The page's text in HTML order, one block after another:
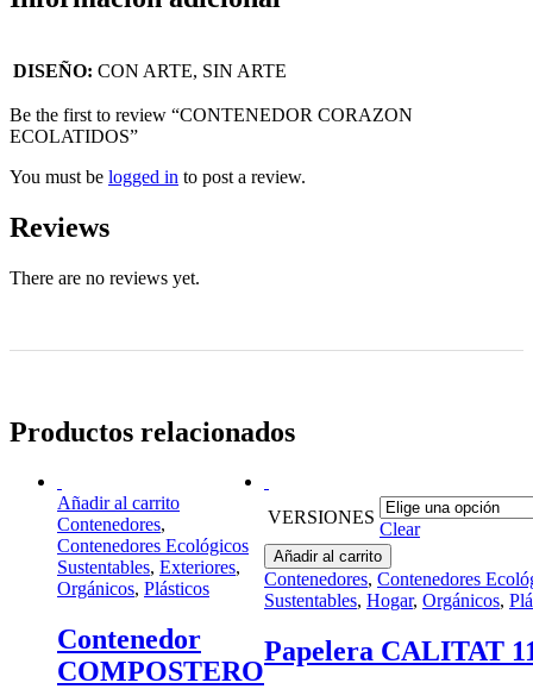
DISEÑO: CON ARTE, SIN ARTE
Be the first to review “CONTENEDOR CORAZON
ECOLATIDOS”
You must be logged in to post a review.
Reviews
There are no reviews yet.
Productos relacionados
Añadir al carrito
Contenedores,
Contenedores Ecológicos
Sustentables, Exteriores,
Orgánicos, Plásticos
Contenedor
COMPOSTERO
VERSIONES
Clear
Añadir al carrito
Contenedores, Contenedores
Sustentables, Hogar, Orgánicos,
Papelera CALITAT